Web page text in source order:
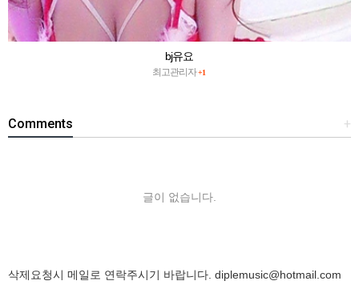
bj유요
최고관리자+1
+
Comments
글이 없습니다.
삭제요청시 메일로 연락주시기 바랍니다. diplemusic@hotmail.com